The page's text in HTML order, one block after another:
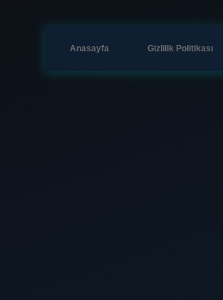
Anasayfa Gizlilik Politikası